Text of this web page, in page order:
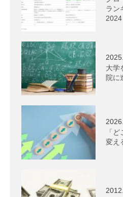
ラン
2024
大学
院に
「
変え